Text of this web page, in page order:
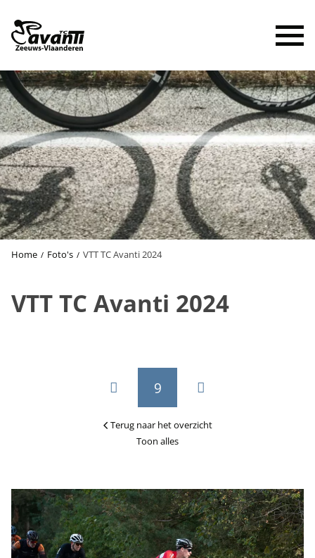
Home Foto's VTT TC Avanti 2024
VTT TC Avanti 2024
Terug naar het overzicht
9
Toon alles